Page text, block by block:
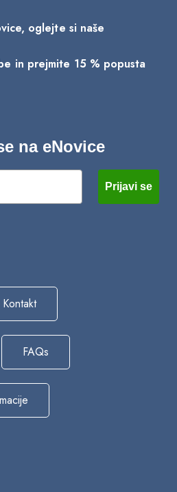
oglejte si naše
in prejmite 15 % popusta
na eNovice
Prijavi se
Kontakt
FAQs